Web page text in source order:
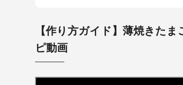
【作り方ガイド】薄焼きた
ピ動画